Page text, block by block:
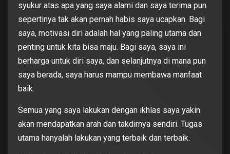
syukur atas apa yang saya alami dan saya terima pun
sepertinya tak akan pernah habis saya ucapkan. Bagi
saya, motivasi diri adalah hal yang paling utama dan
penting untuk kita bisa maju. Bagi saya, saya ini
berharga untuk diri saya, dan selanjutnya di mana pun
saya berada, saya harus mampu membawa manfaat
baik.
Semua yang saya lakukan dengan ikhlas saya yakin
akan mendapatkan arah dan takdirnya sendiri. Tugas
utama hanyalah lakukan yang terbaik dan terbaik.